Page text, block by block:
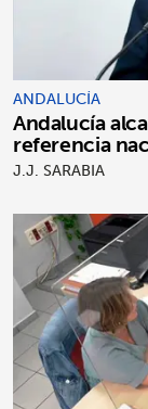
ANDALUCÍA
Andalucía
referencia
J.J. SARABIA